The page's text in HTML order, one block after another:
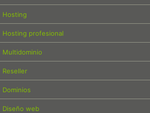
Hosting
Hosting profesional
Multidominio
Reseller
Dominios
Diseño web